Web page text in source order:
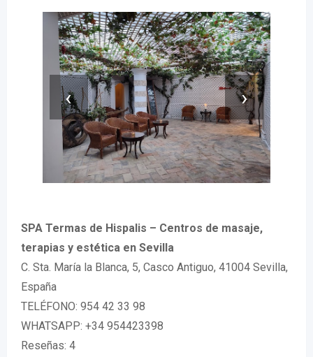
‹ ›
SPA Termas de Hispalis – Centros de masaje,
terapias y estética en Sevilla
C. Sta. María la Blanca, 5, Casco Antiguo, 41004 Sevilla,
España
TELÉFONO: 954 42 33 98
WHATSAPP: +34 954423398
Reseñas: 4